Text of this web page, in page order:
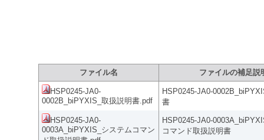
ファイル名 ファイルの補足説
HSP0245-JA0-
0002B_biPYXIS_取扱説明書.pdf
HSP0245-JA0-
書
HSP0245-JA0-
0003A_biPYXIS_システムコマン
HSP0245-JA0-
コマンド取扱説明書